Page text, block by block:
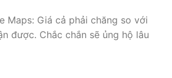
Maps: Giá cả phải chăng so với
được. Chắc chắn sẽ ủng hộ lâu